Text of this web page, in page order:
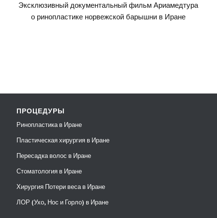
Эксклюзивный документальный фильм Ариамедтура
о ринопластике норвежской барышни в Иране
ПРОЦЕДУРЫ
Ринопластика в Иране
Пластическая хирургия в Иране
Пересадка волос в Иране
Стоматология в Иране
Хирургия Потери веса в Иране
ЛОР (Ухо, Нос и Горло) в Иране